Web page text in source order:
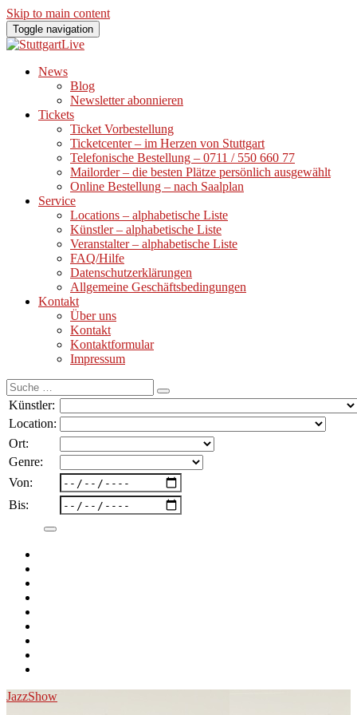
Skip to main content
Toggle navigation
News
Blog
Newsletter abonnieren
Tickets
Ticket Vorbestellung
Ticketcenter – im Herzen von Stuttgart
Telefonische Bestellung – 0711 / 550 660 77
Mailorder – die besten Plätze persönlich ausgewählt
Online Bestellung – nach Saalplan
Service
Locations – alphabetische Liste
Künstler – alphabetische Liste
Veranstalter – alphabetische Liste
FAQ/Hilfe
Datenschutzerklärungen
Allgemeine Geschäftsbedingungen
Kontakt
Über uns
Kontakt
Kontaktformular
Impressum
Suche
nach:
Künstler:
Location:
Ort:
Genre:
Von:
Bis:
JazzShow